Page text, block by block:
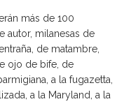
más de 100
autor, milanesas de
de matambre,
ojo de bife, de
a la fugazetta,
a la Maryland, a la